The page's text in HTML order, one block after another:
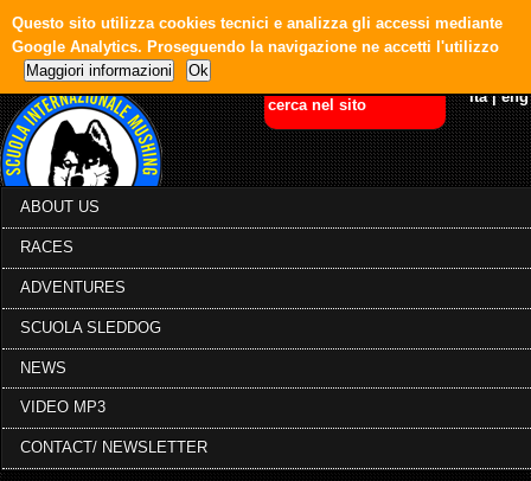
ita|eng
ABOUT US
RACES
ADVENTURES
SCUOLA SLEDDOG
NEWS
VIDEO MP3
CONTACT/ NEWSLETTER
Questo sito utilizza cookies tecnici e analizza gli accessi mediante
Google Analytics. Proseguendo la navigazione ne accetti l'utilizzo
Maggiori informazioni
Ok